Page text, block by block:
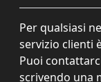
Per qualsiasi
servizio clienti
Puoi
scrivendo una